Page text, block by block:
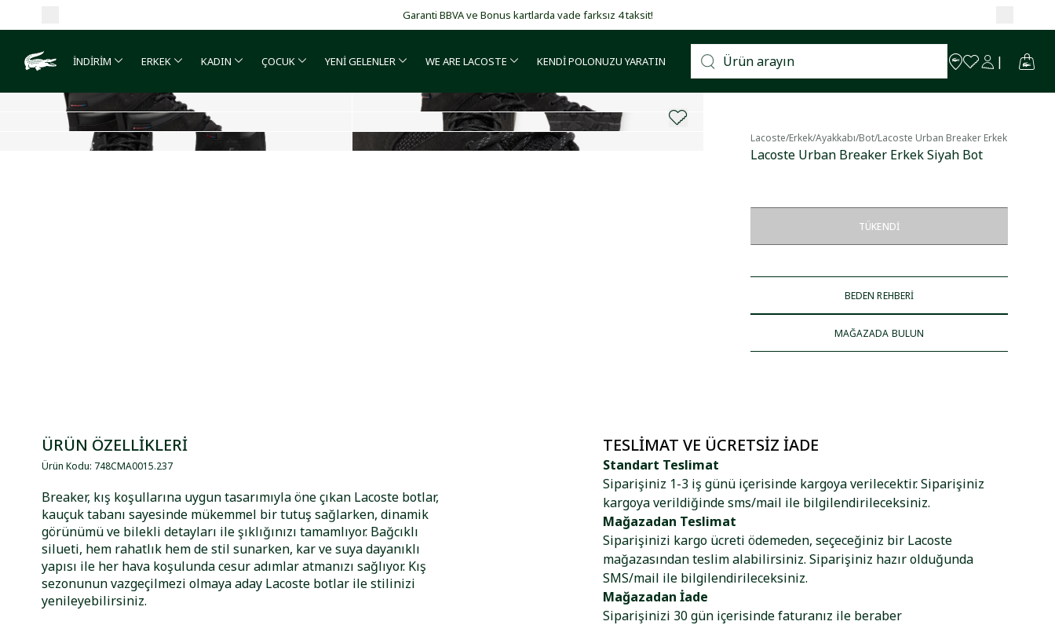
Garanti BBVA ve Bonus kartlarda vade farksız 4 taksit!
İNDİRİM ERKEK KADIN ÇOCUK YENİ GELENLER WE ARE LACOSTE KENDİ POLONUZU YARATIN
Lacoste/Erkek/Ayakkabı/Bot/Lacoste Urban Breaker Erkek Siyah Bot
Lacoste Urban Breaker Erkek Siyah Bot
TÜKENDI
BEDEN REHBERİ
MAĞAZADA BULUN
ÜRÜN ÖZELLİKLERİ
Ürün Kodu: 748CMA0015.237
Breaker, kış koşullarına uygun tasarımıyla öne çıkan Lacoste botlar,
kauçuk tabanı sayesinde mükemmel bir tutuş sağlarken, dinamik
görünümü ve bilekli detayları ile şıklığınızı tamamlıyor. Bağcıklı
silueti, hem rahatlık hem de stil sunarken, kar ve suya dayanıklı
yapısı ile her hava koşulunda cesur adımlar atmanızı sağlıyor. Kış
sezonunun vazgeçilmezi olmaya aday Lacoste botlar ile stilinizi
yenileyebilirsiniz.
TESLIMAT VE ÜCRETSIZ İADE
Standart Teslimat
Siparişiniz 1-3 iş günü içerisinde kargoya verilecektir. Siparişiniz
kargoya verildiğinde sms/mail ile bilgilendirileceksiniz.
Mağazadan Teslimat
Siparişinizi kargo ücreti ödemeden, seçeceğiniz bir Lacoste
mağazasından teslim alabilirsiniz. Siparişiniz hazır olduğunda
SMS/mail ile bilgilendirileceksiniz.
Mağazadan İade
Siparişinizi 30 gün içerisinde faturanız ile beraber